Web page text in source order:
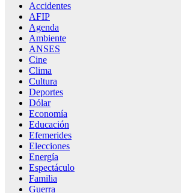
Accidentes
AFIP
Agenda
Ambiente
ANSES
Cine
Clima
Cultura
Deportes
Dólar
Economía
Educación
Efemerides
Elecciones
Energía
Espectáculo
Familia
Guerra